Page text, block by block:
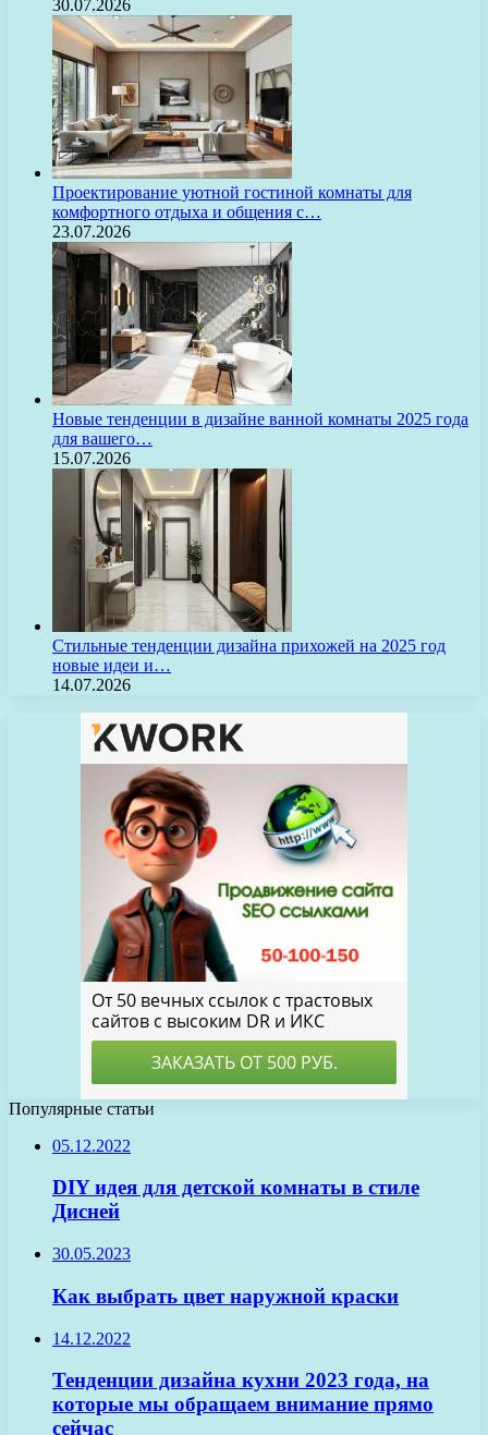
30.07.2026
Проектирование уютной гостиной комнаты для
комфортного отдыха и общения с…
23.07.2026
Новые тенденции в дизайне ванной комнаты 2025 года
для вашего…
15.07.2026
Стильные тенденции дизайна прихожей на 2025 год
новые идеи и…
14.07.2026
Популярные статьи
05.12.2022
DIY идея для детской комнаты в стиле
Дисней
30.05.2023
Как выбрать цвет наружной краски
14.12.2022
Тенденции дизайна кухни 2023 года, на
которые мы обращаем внимание прямо
сейчас